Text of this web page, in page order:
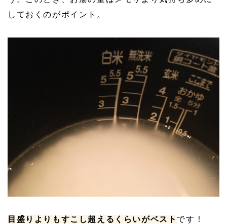
しておくのがポイント。
目盛りよりもすこし超えるくらいがベスト です！